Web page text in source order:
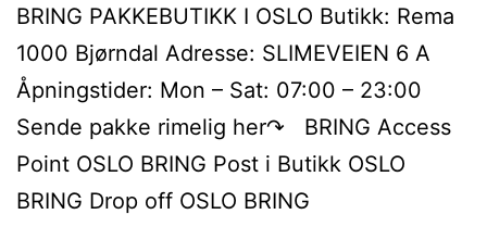
BRING PAKKEBUTIKK I OSLO Butikk: Rema
1000 Bjørndal Adresse: SLIMEVEIEN 6 A
Åpningstider: Mon – Sat: 07:00 – 23:00
Sende pakke rimelig her↷ BRING Access
Point OSLO BRING Post i Butikk OSLO
BRING Drop off OSLO BRING